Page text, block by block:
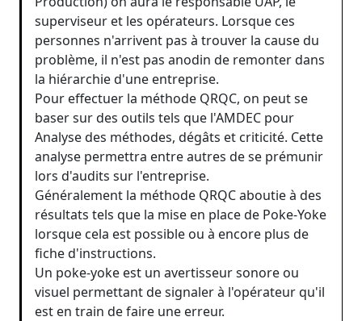
superviseur et les opérateurs. Lorsque ces
personnes n'arrivent pas à trouver la cause du
problème, il n'est pas anodin de remonter dans
la hiérarchie d'une entreprise.
Pour effectuer la méthode QRQC, on peut se
baser sur des outils tels que l'AMDEC pour
Analyse des méthodes, dégâts et criticité. Cette
analyse permettra entre autres de se prémunir
lors d'audits sur l'entreprise.
Généralement la méthode QRQC aboutie à des
résultats tels que la mise en place de Poke-Yoke
lorsque cela est possible ou à encore plus de
fiche d'instructions.
Un poke-yoke est un avertisseur sonore ou
visuel permettant de signaler à l'opérateur qu'il
est en train de faire une erreur.